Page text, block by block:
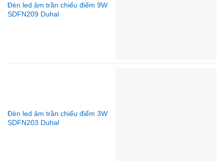
Đèn led âm trần chiếu điểm 9W
SDFN209 Duhal
Đèn led âm trần chiếu điểm 3W
SDFN203 Duhal